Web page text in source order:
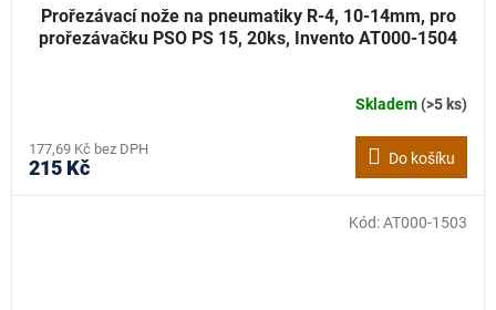
Prořezávací nože na pneumatiky R-4, 10-14mm, pro
prořezávačku PSO PS 15, 20ks, Invento AT000-1504
Skladem(>5 ks)
177,69 Kč bez DPH
215 Kč Do košíku
Kód:AT000-1503